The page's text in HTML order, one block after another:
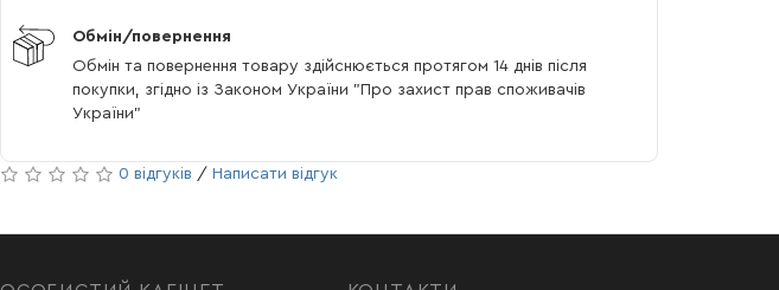
Обмін/повернення
Обмін та повернення товару здійснюється протягом 14 днів після
покупки, згідно із Законом України "Про захист прав споживачів
України"
0 відгуків / Написати відгук